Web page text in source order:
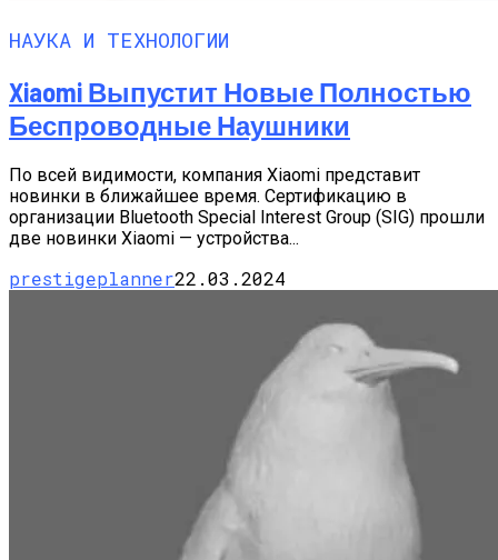
НАУКА И ТЕХНОЛОГИИ
Xiaomi Выпустит Новые Полностью
Беспроводные Наушники
По всей видимости, компания Xiaomi представит
новинки в ближайшее время. Сертификацию в
организации Bluetooth Special Interest Group (SIG) прошли
две новинки Xiaomi — устройства...
prestigeplanner22.03.2024